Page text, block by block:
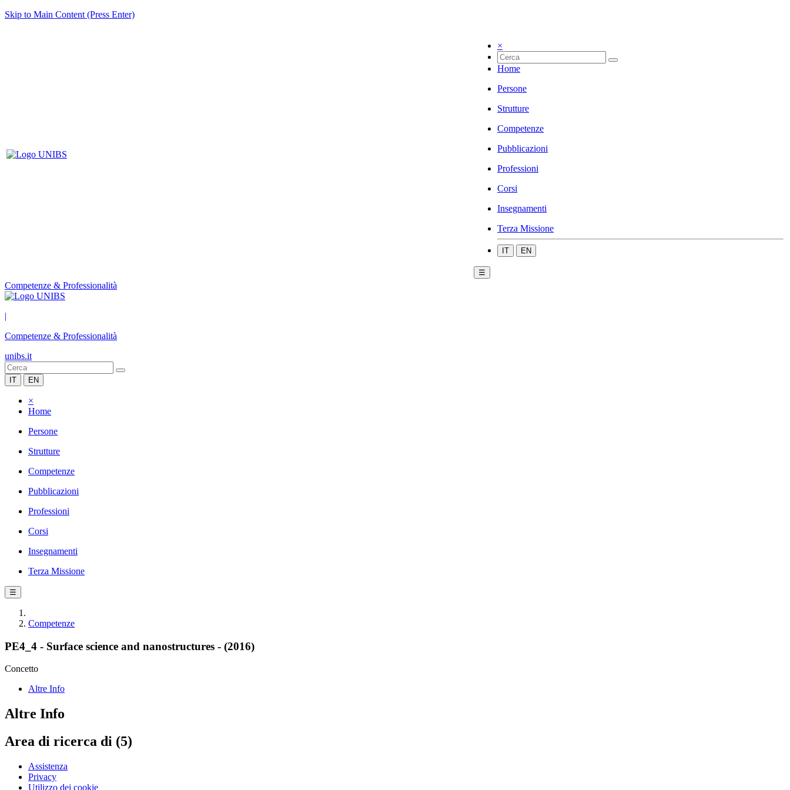
Skip to Main Content (Press Enter)
×
Home
Persone
Strutture
Competenze
Pubblicazioni
Professioni
Corsi
Insegnamenti
Terza Missione
IT EN
☰
Competenze & Professionalità
|
Competenze & Professionalità
unibs.it
IT EN
×
Home
Persone
Strutture
Competenze
Pubblicazioni
Professioni
Corsi
Insegnamenti
Terza Missione
☰
Competenze
PE4_4 - Surface science and nanostructures - (2016)
Concetto
Altre Info
Altre Info
Area di ricerca di (5)
Assistenza
Privacy
Utilizzo dei cookie